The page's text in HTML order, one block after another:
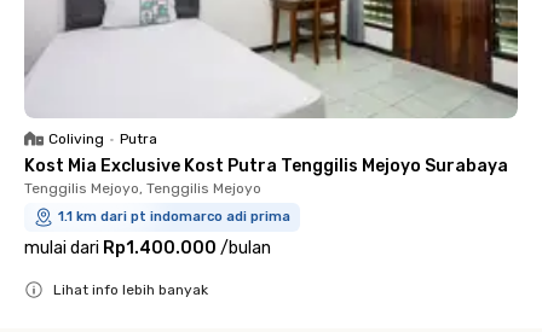
Coliving • Putra
Kost Mia Exclusive Kost Putra Tenggilis Mejoyo Surabaya
Tenggilis Mejoyo, Tenggilis Mejoyo
1.1 km dari pt indomarco adi prima
mulai dari Rp1.400.000 /bulan
Lihat info lebih banyak